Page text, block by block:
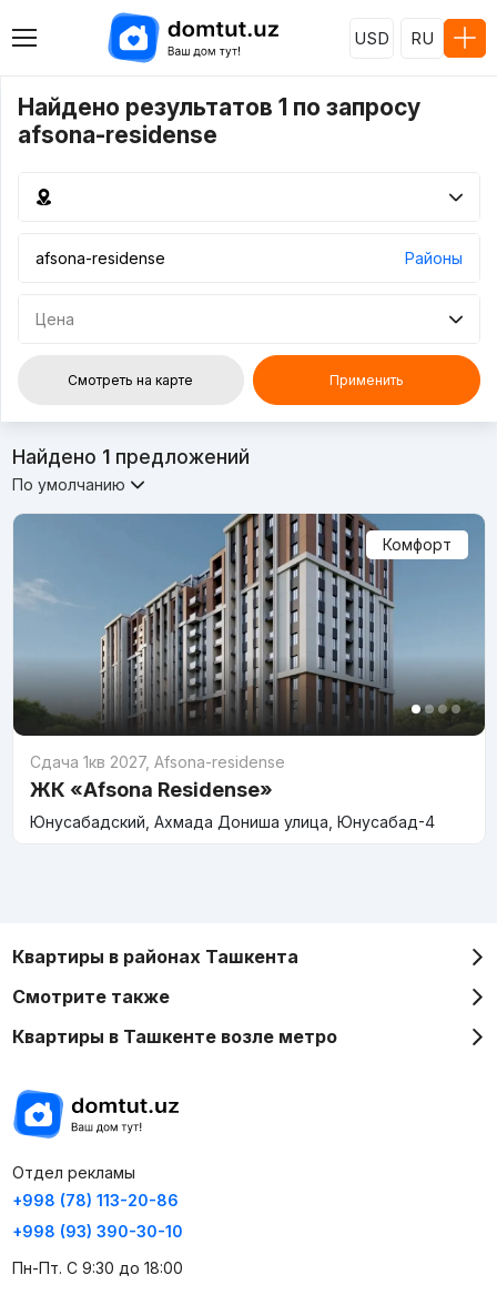
USD RU
Найдено результатов 1 по запросу
afsona-residense
Районы
Цена
Смотреть на карте Применить
Найдено 1предложений
По умолчанию
Комфорт
Сдача 1кв 2027, Afsona-residense
ЖК «Afsona Residense»
Юнусабадский, Ахмада Дониша улица, Юнусабад-4
Квартиры в районах Ташкента
Смотрите также
Квартиры в Ташкенте возле метро
Отдел рекламы
+998 (78) 113-20-86
+998 (93) 390-30-10
Пн-Пт. С 9:30 до 18:00